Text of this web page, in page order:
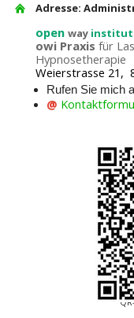
Adresse:
open way
owi Praxis für
Hypnosetherapie
Weierstrasse 21,
Rufen Sie mich
@
QR-